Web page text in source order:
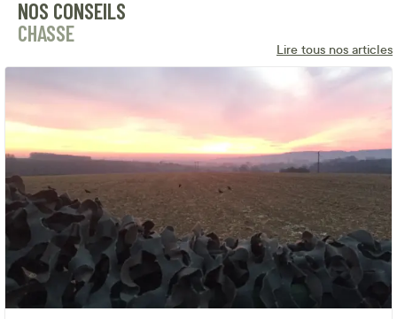
NOS CONSEILS
CHASSE
Lire tous nos articles